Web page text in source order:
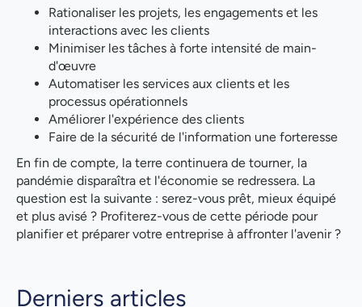
Rationaliser les projets, les engagements et les
interactions avec les clients
Minimiser les tâches à forte intensité de main-
d'œuvre
Automatiser les services aux clients et les
processus opérationnels
Améliorer l'expérience des clients
Faire de la sécurité de l'information une forteresse
En fin de compte, la terre continuera de tourner, la
pandémie disparaîtra et l'économie se redressera. La
question est la suivante : serez-vous prêt, mieux équipé
et plus avisé ? Profiterez-vous de cette période pour
planifier et préparer votre entreprise à affronter l'avenir ?
Derniers articles